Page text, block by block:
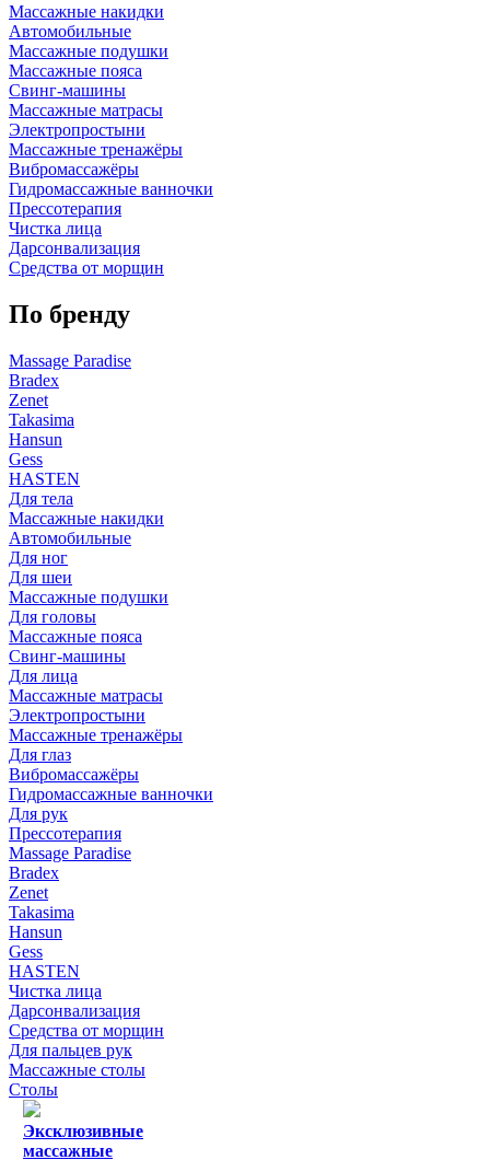
Массажные накидки
Автомобильные
Массажные подушки
Массажные пояса
Свинг-машины
Массажные матрасы
Электропростыни
Массажные тренажёры
Вибромассажёры
Гидромассажные ванночки
Прессотерапия
Чистка лица
Дарсонвализация
Средства от морщин
По бренду
Massage Paradise
Bradex
Zenet
Takasima
Hansun
Gess
HASTEN
Для тела
Массажные накидки
Автомобильные
Для ног
Для шеи
Массажные подушки
Для головы
Массажные пояса
Свинг-машины
Для лица
Массажные матрасы
Электропростыни
Массажные тренажёры
Для глаз
Вибромассажёры
Гидромассажные ванночки
Для рук
Прессотерапия
Massage Paradise
Bradex
Zenet
Takasima
Hansun
Gess
HASTEN
Чистка лица
Дарсонвализация
Средства от морщин
Для пальцев рук
Массажные столы
Столы
Эксклюзивные
массажные